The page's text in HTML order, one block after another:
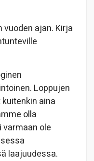
ajan. Kirja
Loppujen
aina
olla
ole
laajuudessa.